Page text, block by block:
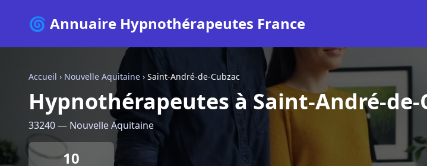
🌀 Annuaire Hypnothérapeutes France
Accueil › Nouvelle Aquitaine › Saint-André-de-Cubzac
Hypnothérapeutes à Saint-André-de-
33240 — Nouvelle Aquitaine
10